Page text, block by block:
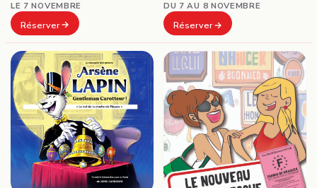
LE 7 NOVEMBRE
Réserver
DU 7 AU 8 NOVEMBRE
Réserver